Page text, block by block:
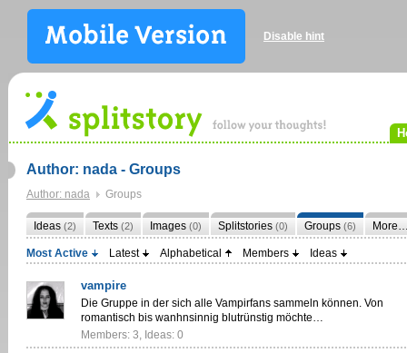
Disable hint
Author: nada - Groups
Author: nada Groups
Ideas (2) Texts (2) Images (0) Splitstories (0) Groups (6)
Most Active Latest Alphabetical Members Ideas
vampire
Die Gruppe in der sich alle Vampirfans sammeln können. Von
romantisch bis wanhnsinnig blutrünstig möchte…
Members: 3, Ideas: 0